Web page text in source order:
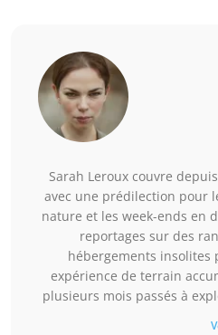
Sarah Leroux couvre
avec une prédilection pour
nature et les week-ends en
reportages sur des
hébergements insolites
expérience de terrain
plusieurs mois passés à